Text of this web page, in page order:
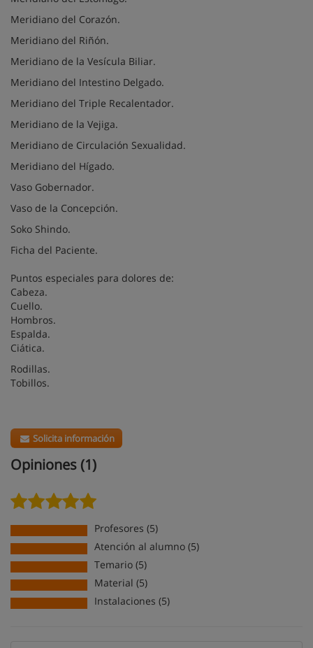
Meridiano del Corazón.
Meridiano del Riñón.
Meridiano de la Vesícula Biliar.
Meridiano del Intestino Delgado.
Meridiano del Triple Recalentador.
Meridiano de la Vejiga.
Meridiano de Circulación Sexualidad.
Meridiano del Hígado.
Vaso Gobernador.
Vaso de la Concepción.
Soko Shindo.
Ficha del Paciente.
Puntos especiales para dolores de:
Cabeza.
Cuello.
Hombros.
Espalda.
Ciática.
Rodillas.
Tobillos.
Solicita información
Opiniones (1)
Profesores (5)
Atención al alumno (5)
Temario (5)
Material (5)
Instalaciones (5)